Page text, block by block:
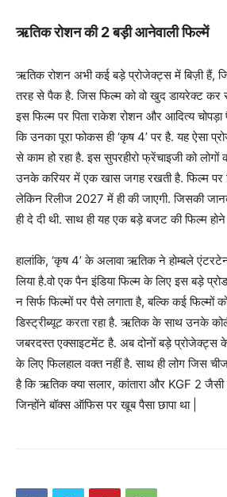
ऋतिक रोशन की 2 बड़ी आनेवाली फिल्में
ऋतिक रोशन अभी कई बड़े प्रोजेक्ट्स में बिज़ी हैं,
तरह से पैक है. जिस फिल्म को वो खुद डायरेक्ट कर
इस फिल्म पर पिता राकेश रोशन और आदित्य
कि उनका पूरा फोकस ही ‘कृष 4’ पर है. यह ऐसा
से काम हो रहा है. इस सुपरहीरो फ्रेंचाइजी को लोगों
उनके करियर में एक खास जगह रखती है. फिल्म पर
लेकिन रिलीज 2027 में ही की जाएगी. जिसकी
ही दे दी थी. साथ ही यह एक बड़े बजट की फिल्म होने
हालांकि, ‘कृष 4’ के अलावा ऋतिक ने होम्बले
लिया है.वो एक पैन इंडिया फिल्म के लिए इस बड़े
न सिर्फ फिल्मों पर पैसे लगाता है, बल्कि कई
डिस्ट्रीब्यूट करता रहा है. ऋतिक के साथ उनके
जबरदस्त एक्साइटमेंट है. अब दोनों बड़े प्रोजेक्ट्स
के लिए फिलहाल वक्त नहीं है. साथ ही लोग जिस
है कि ऋतिक क्या सलार, कांतारा और KGF 2 जैसी
जिन्होंने बॉक्स ऑफिस पर खूब पैसा छापा था |